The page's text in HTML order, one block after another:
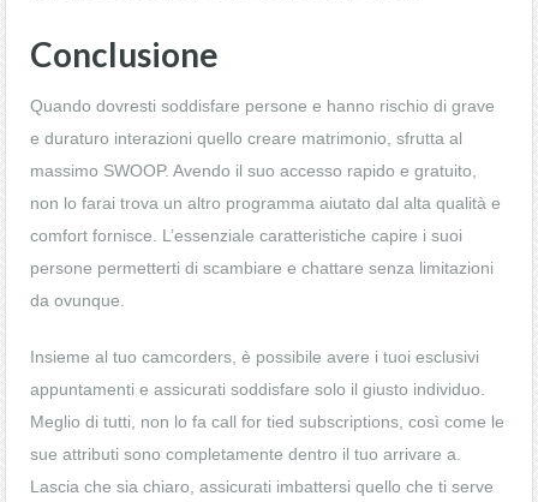
Conclusione
Quando dovresti soddisfare persone e hanno rischio di grave
e duraturo interazioni quello creare matrimonio, sfrutta al
massimo SWOOP. Avendo il suo accesso rapido e gratuito,
non lo farai trova un altro programma aiutato dal alta qualità e
comfort fornisce. L’essenziale caratteristiche capire i suoi
persone permetterti di scambiare e chattare senza limitazioni
da ovunque.
Insieme al tuo camcorders, è possibile avere i tuoi esclusivi
appuntamenti e assicurati soddisfare solo il giusto individuo.
Meglio di tutti, non lo fa call for tied subscriptions, così come le
sue attributi sono completamente dentro il tuo arrivare a.
Lascia che sia chiaro, assicurati imbattersi quello che ti serve